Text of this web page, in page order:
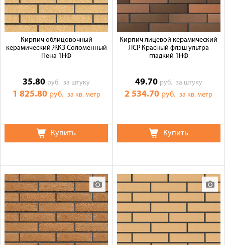
Кирпич облицовочный
керамический ЖКЗ Соломенный
Пена 1НФ
35.80 руб.за штуку
1 825.80 руб. за кв. метр
Купить
Кирпич лицевой керамический
ЛСР Красный флэш ультра
гладкий 1НФ
49.70 руб. за штуку
2 534.70 руб.за кв. метр
Купить